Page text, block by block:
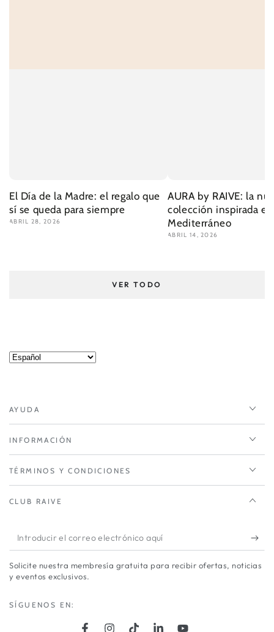
El Día de la Madre: el regalo que
sí se queda para siempre
ABRIL 28, 2026
AURA by RAIVE: la
colección inspirada
Mediterráneo
ABRIL 14, 2026
VER TODO
AYUDA
INFORMACIÓN
TÉRMINOS Y CONDICIONES
CLUB RAIVE
Introducir
el
correo
aquí
Solicite nuestra membresía gratuita para recibir ofertas, noticias
y eventos exclusivos.
SÍGUENOS EN: